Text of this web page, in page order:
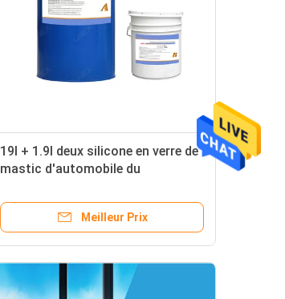
19l + 1.9l deux silicone en verre de
mastic d'automobile du
Meilleur Prix